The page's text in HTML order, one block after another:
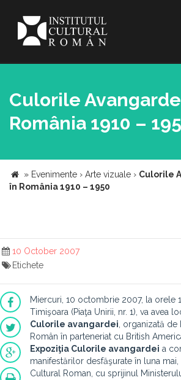
Culorile
România 1910 –
» Evenimente › Arte vizuale › Culorile
în România 1910 – 1950
10 October 2007
Etichete
Miercuri, 10 octombrie 2007, la orele
Timişoara (Piaţa Unirii, nr. 1), va avea
Culorile avangardei , organizată de
Român în parteneriat cu British
Expoziţia Culorile avangardei a
manifestărilor desfăşurate în luna
Cultural Roman, cu sprijinul